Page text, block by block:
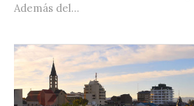
Además del...